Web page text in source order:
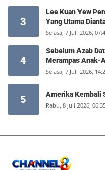
3
Lee Kuan Yew Perdana Menteri Singapura 1959-1990,
Yang Utama
Selasa, 7 Juli 2026,
4
Sebelum Azab
Merampas Anak-
Selasa, 7 Juli 2026,
5 Amerika Kembali
Rabu, 8 Juli 2026,